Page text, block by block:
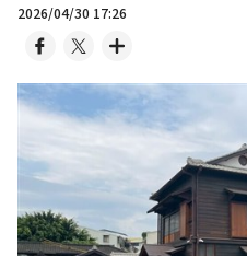
2026/04/30 17:26